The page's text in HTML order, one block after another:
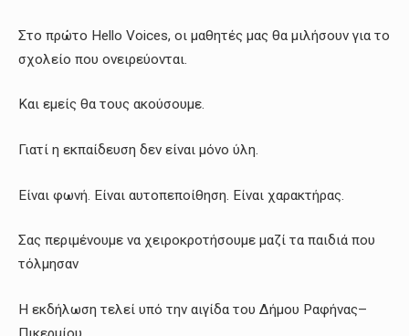
Στο πρώτο Hello Voices, οι μαθητές μας θα μιλήσουν για το
σχολείο που ονειρεύονται.
Και εμείς θα τους ακούσουμε.
Γιατί η εκπαίδευση δεν είναι μόνο ύλη.
Είναι φωνή. Είναι αυτοπεποίθηση. Είναι χαρακτήρας.
Σας περιμένουμε να χειροκροτήσουμε μαζί τα παιδιά που
τόλμησαν
Η εκδήλωση τελεί υπό την αιγίδα του Δήμου Ραφήνας–